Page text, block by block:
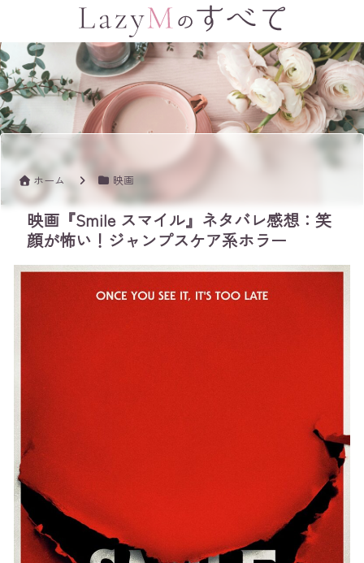
ホーム 映画
映画『Smile スマイル』ネタバレ感想：笑
顔が怖い！ジャンプスケア系ホラー